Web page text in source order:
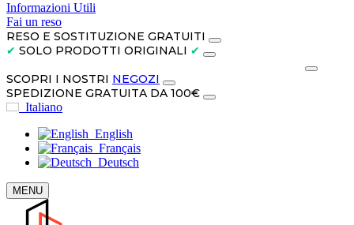
Informazioni Utili
Fai un reso
RESO E SOSTITUZIONE GRATUITI
✔ SOLO PRODOTTI ORIGINALI ✔
SCOPRI I NOSTRI NEGOZI
SPEDIZIONE GRATUITA DA 100€
Italiano
English
Français
Deutsch
MENU